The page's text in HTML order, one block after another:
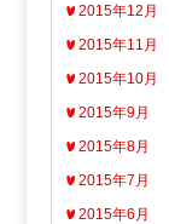
2015年12月
2015年11月
2015年10月
2015年9月
2015年8月
2015年7月
2015年6月